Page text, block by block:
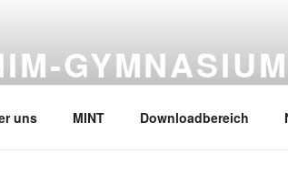
GYMNASIUM
uns MINT Downloadbereich